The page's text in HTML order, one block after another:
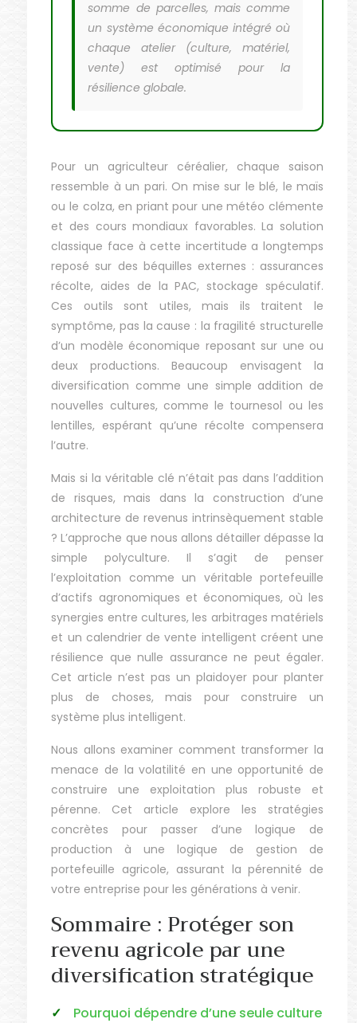
somme de parcelles, mais comme
un système économique intégré où
chaque atelier (culture, matériel,
vente) est optimisé pour la
résilience globale.
Pour un agriculteur céréalier, chaque saison
ressemble à un pari. On mise sur le blé, le maïs
ou le colza, en priant pour une météo clémente
et des cours mondiaux favorables. La solution
classique face à cette incertitude a longtemps
reposé sur des béquilles externes : assurances
récolte, aides de la PAC, stockage spéculatif.
Ces outils sont utiles, mais ils traitent le
symptôme, pas la cause : la fragilité structurelle
d’un modèle économique reposant sur une ou
deux productions. Beaucoup envisagent la
diversification comme une simple addition de
nouvelles cultures, comme le tournesol ou les
lentilles, espérant qu’une récolte compensera
l’autre.
Mais si la véritable clé n’était pas dans l’addition
de risques, mais dans la construction d’une
architecture de revenus intrinsèquement stable
? L’approche que nous allons détailler dépasse la
simple polyculture. Il s’agit de penser
l’exploitation comme un véritable portefeuille
d’actifs agronomiques et économiques, où les
synergies entre cultures, les arbitrages matériels
et un calendrier de vente intelligent créent une
résilience que nulle assurance ne peut égaler.
Cet article n’est pas un plaidoyer pour planter
plus de choses, mais pour construire un
système plus intelligent.
Nous allons examiner comment transformer la
menace de la volatilité en une opportunité de
construire une exploitation plus robuste et
pérenne. Cet article explore les stratégies
concrètes pour passer d’une logique de
production à une logique de gestion de
portefeuille agricole, assurant la pérennité de
votre entreprise pour les générations à venir.
Sommaire : Protéger son
revenu agricole par une
diversification stratégique
Pourquoi dépendre d’une seule culture